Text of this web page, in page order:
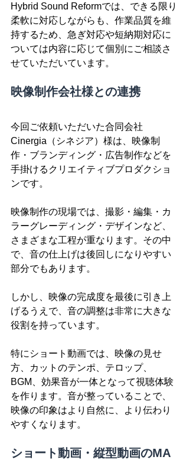
Hybrid Sound Reformでは、できる限り
柔軟に対応しながらも、作業品質を維
持するため、急ぎ対応や短納期対応に
ついては内容に応じて個別にご相談さ
せていただいています。
映像制作会社様との連携
今回ご依頼いただいた合同会社
Cinergia（シネジア）様は、映像制
作・ブランディング・広告制作などを
手掛けるクリエイティブプロダクショ
ンです。
映像制作の現場では、撮影・編集・カ
ラーグレーディング・デザインなど、
さまざまな工程が重なります。その中
で、音の仕上げは後回しになりやすい
部分でもあります。
しかし、映像の完成度を最後に引き上
げるうえで、音の調整は非常に大きな
役割を持っています。
特にショート動画では、映像の見せ
方、カットのテンポ、テロップ、
BGM、効果音が一体となって視聴体験
を作ります。音が整っていることで、
映像の印象はより自然に、より伝わり
やすくなります。
ショート動画・縦型動画のMA